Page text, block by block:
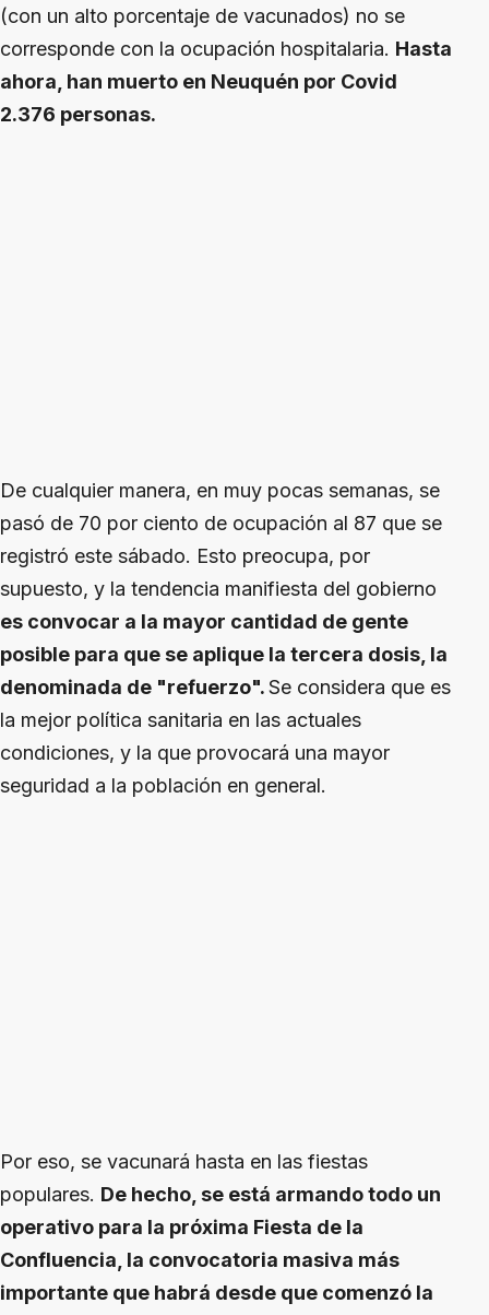
(con un alto porcentaje de vacunados) no se
corresponde con la ocupación hospitalaria. Hasta
ahora, han muerto en Neuquén por Covid
2.376 personas.
De cualquier manera, en muy pocas semanas, se
pasó de 70 por ciento de ocupación al 87 que se
registró este sábado. Esto preocupa, por
supuesto, y la tendencia manifiesta del gobierno
es convocar a la mayor cantidad de gente
posible para que se aplique la tercera dosis, la
denominada de "refuerzo".Se considera que es
la mejor política sanitaria en las actuales
condiciones, y la que provocará una mayor
seguridad a la población en general.
Por eso, se vacunará hasta en las fiestas
populares. De hecho, se está armando todo un
operativo para la próxima Fiesta de la
Confluencia, la convocatoria masiva más
importante que habrá desde que comenzó la